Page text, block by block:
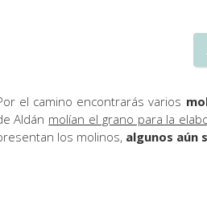
el camino encontrarás varios
Aldán molían el grano para la
los molinos, algunos aún